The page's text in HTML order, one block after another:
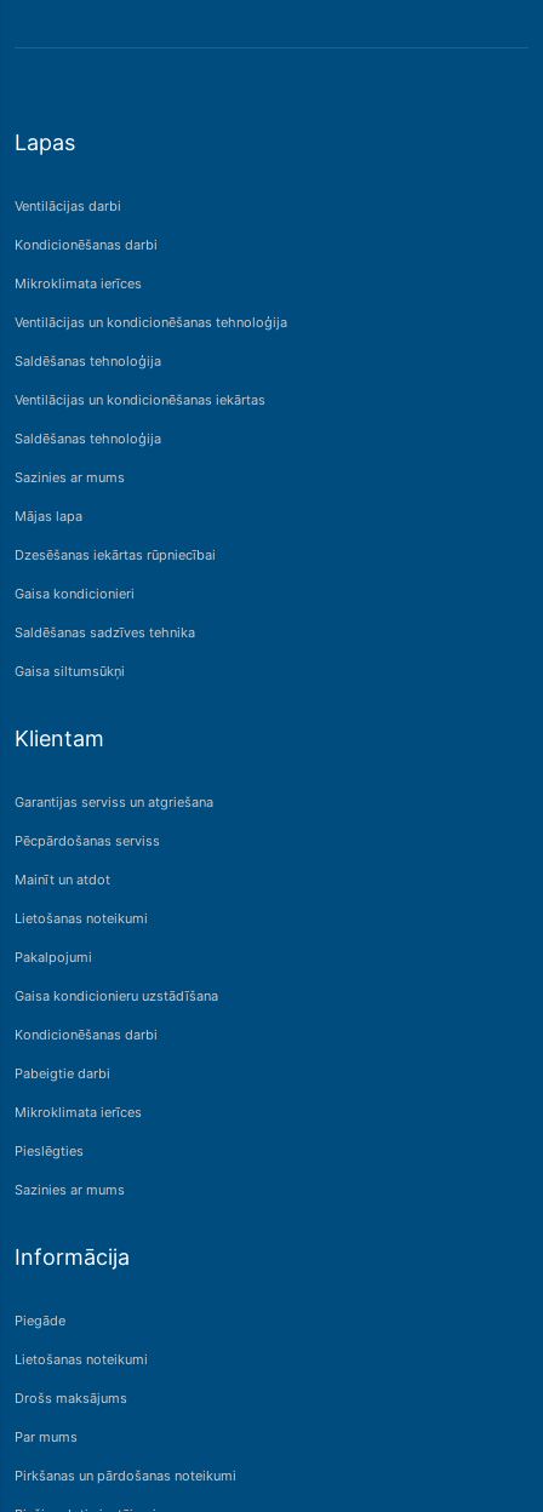
Lapas
Ventilācijas darbi
Kondicionēšanas darbi
Mikroklimata ierīces
Ventilācijas un kondicionēšanas tehnoloģija
Saldēšanas tehnoloģija
Ventilācijas un kondicionēšanas iekārtas
Saldēšanas tehnoloģija
Sazinies ar mums
Mājas lapa
Dzesēšanas iekārtas rūpniecībai
Gaisa kondicionieri
Saldēšanas sadzīves tehnika
Gaisa siltumsūkņi
Klientam
Garantijas serviss un atgriešana
Pēcpārdošanas serviss
Mainīt un atdot
Lietošanas noteikumi
Pakalpojumi
Gaisa kondicionieru uzstādīšana
Kondicionēšanas darbi
Pabeigtie darbi
Mikroklimata ierīces
Pieslēgties
Sazinies ar mums
Informācija
Piegāde
Lietošanas noteikumi
Drošs maksājums
Par mums
Pirkšanas un pārdošanas noteikumi